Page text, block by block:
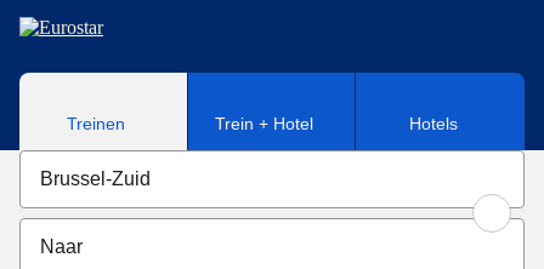
Naar hoofdinhoud
Treinen Trein + Hotel Hotels